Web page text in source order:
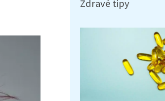
Zdravé tipy